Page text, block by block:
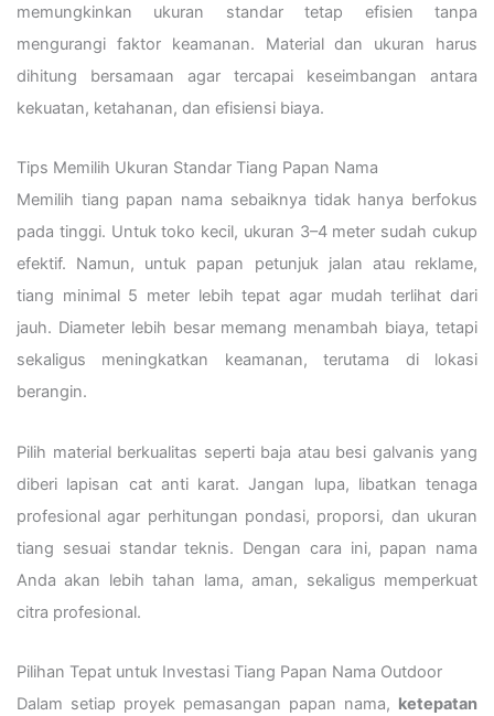
memungkinkan ukuran standar tetap efisien tanpa
mengurangi faktor keamanan. Material dan ukuran harus
dihitung bersamaan agar tercapai keseimbangan antara
kekuatan, ketahanan, dan efisiensi biaya.
Tips Memilih Ukuran Standar Tiang Papan Nama
Memilih tiang papan nama sebaiknya tidak hanya berfokus
pada tinggi. Untuk toko kecil, ukuran 3–4 meter sudah cukup
efektif. Namun, untuk papan petunjuk jalan atau reklame,
tiang minimal 5 meter lebih tepat agar mudah terlihat dari
jauh. Diameter lebih besar memang menambah biaya, tetapi
sekaligus meningkatkan keamanan, terutama di lokasi
berangin.
Pilih material berkualitas seperti baja atau besi galvanis yang
diberi lapisan cat anti karat. Jangan lupa, libatkan tenaga
profesional agar perhitungan pondasi, proporsi, dan ukuran
tiang sesuai standar teknis. Dengan cara ini, papan nama
Anda akan lebih tahan lama, aman, sekaligus memperkuat
citra profesional.
Pilihan Tepat untuk Investasi Tiang Papan Nama Outdoor
Dalam setiap proyek pemasangan papan nama, ketepatan